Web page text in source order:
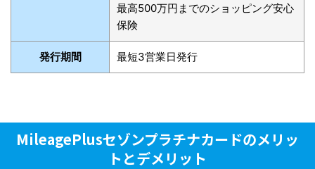
最高500万円までのショッピング安心
保険
発行期間 最短3営業日発行
MileagePlusセゾンプラチナカードのメリッ
トとデメリット